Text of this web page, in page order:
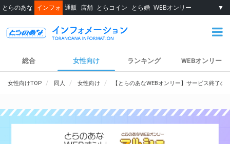
とらのあな インフォ 通販 店舗 とらコイン とら婚 WEBオンリー ▼
総合 女性向け ランキング WEBオンリー
女性向けTOP 同人 女性向け 【とらのあなWEBオンリー】サービス終了の